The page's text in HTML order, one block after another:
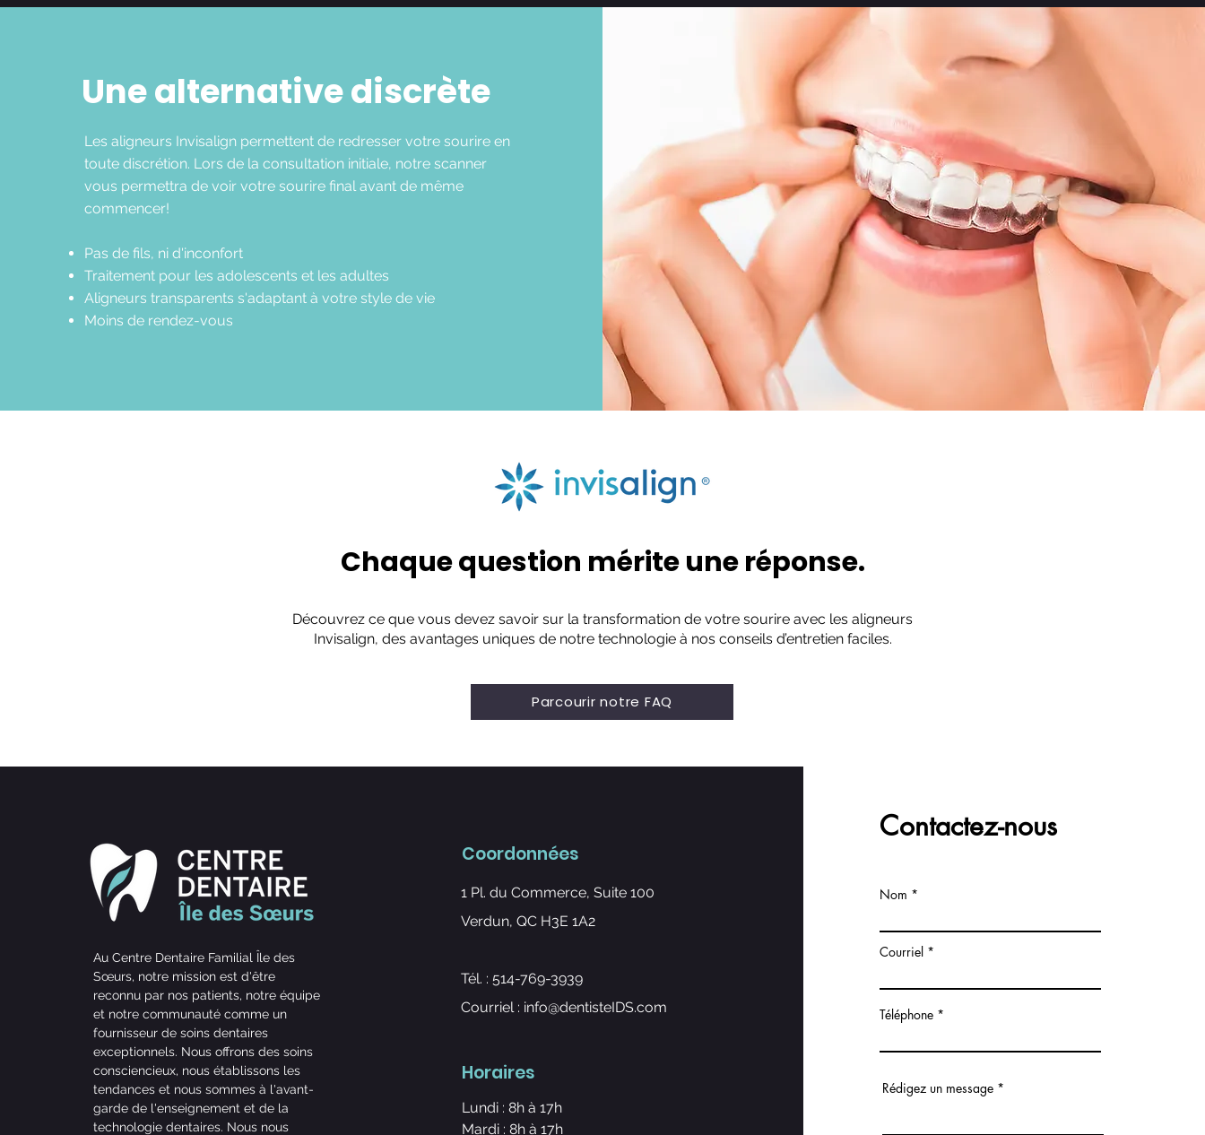
Une alternative discrète
Les aligneurs Invisalign permettent de redresser votre sourire en
toute discrétion. Lors de la consultation initiale, notre scanner
vous permettra de voir votre sourire final avant de même
commencer!
Pas de fils, ni d'inconfort
Traitement pour les adolescents et les adultes
Aligneurs transparents s'adaptant à votre style de vie
Moins de rendez-vous
Chaque question mérite une réponse.
Découvrez ce que vous devez savoir sur la transformation de votre sourire avec les aligneurs
Invisalign, des avantages uniques de notre technologie à nos conseils d’entretien faciles.
Parcourir notre FAQ
Au Centre Dentaire Familial Île des
Sœurs, notre mission est d'être
reconnu par nos patients, notre équipe
et notre communauté comme un
fournisseur de soins dentaires
exceptionnels. Nous offrons des soins
consciencieux, nous établissons les
tendances et nous sommes à l'avant-
garde de l'enseignement et de la
technologie dentaires. Nous nous
Coordonnées
1 Pl. du Commerce, Suite 100
Verdun, QC H3E 1A2
Tél. : 514-769-3939
Courriel : info@dentisteIDS.com
Horaires
Lundi : 8h à 17h
Mardi : 8h à 17h
Contactez-nous
Nom
Courriel
Téléphone
Rédigez un message